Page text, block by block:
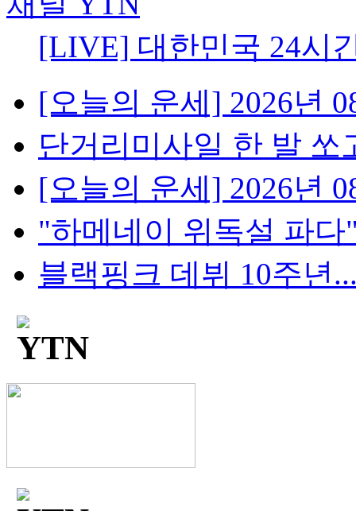
[LIVE] 대한민국 24시
[오늘의 운세] 2026년
단거리미사일 한 발 쏘
[오늘의 운세] 2026년
"하메네이 위독설 파다
블랙핑크 데뷔 10주년